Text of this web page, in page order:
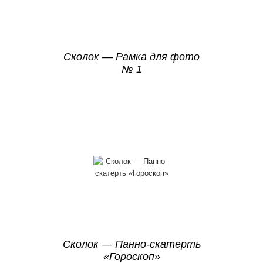
Сколок — Рамка для фото
№ 1
Сколок — Панно-скатерть
«Гороскоп»